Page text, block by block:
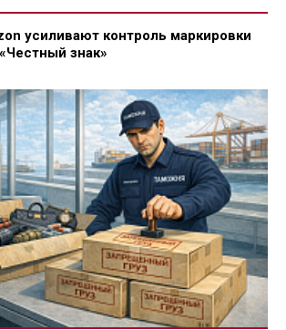
усиливают контроль маркировки
знак»